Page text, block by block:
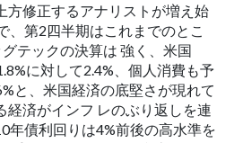
方修正するアナリストが増え始
、第2四半期はこれまでのとこ
テックの決算は 強く、米国
に対して2.4%、個人消費も予
と、米国経済の底堅さが現れて
経済がインフ レのぶり返しを連
年債利回りは4%前後の高水準を